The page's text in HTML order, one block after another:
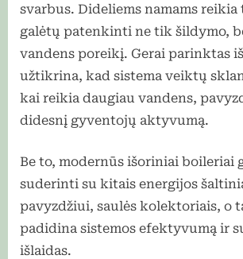
svarbus. Dideliems namams
galėtų patenkinti ne tik šildymo,
vandens poreikį. Gerai parinktas
užtikrina, kad sistema veiktų
kai reikia daugiau vandens,
didesnį gyventojų aktyvumą.
Be to, modernūs išoriniai boileriai
suderinti su kitais energijos
pavyzdžiui, saulės kolektoriais, o
padidina sistemos efektyvumą ir
išlaidas.